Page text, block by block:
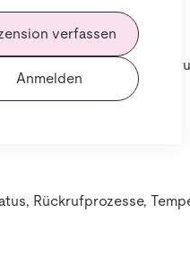
verfassen
Anmelden
mit speziellen
Rückrufprozesse,